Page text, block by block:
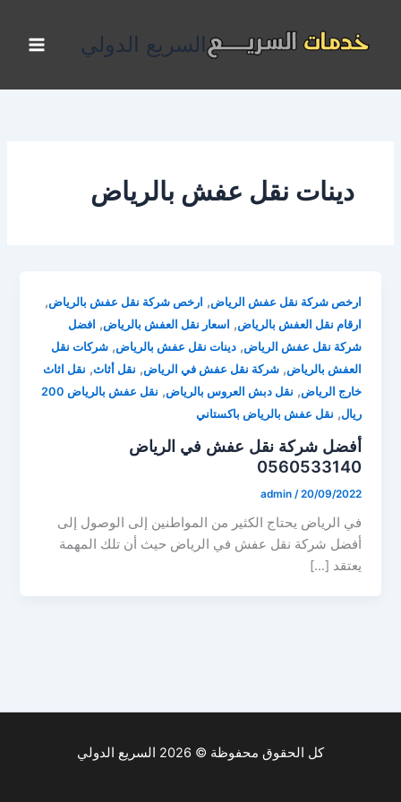
المحتوى
السريع الدولي
دينات نقل عفش بالرياض
ارخص شركة نقل عفش الرياض, ارخص شركة نقل عفش بالرياض,
ارقام نقل العفش بالرياض, اسعار نقل العفش بالرياض, افضل
شركة نقل عفش الرياض,دينات نقل عفش بالرياض,شركات نقل
العفش بالرياض,شركة نقل عفش في الرياض, نقل أثاث, نقل اثاث
خارج الرياض, نقل دبش العروس بالرياض,
نقل عفش بالرياض 200
ريال, نقل عفش بالرياض باكستاني
أفضل شركة نقل عفش في الرياض
0560533140
admin /20/09/2022
في الرياض يحتاج الكثير من المواطنين إلى الوصول إلى
أفضل شركة نقل عفش في الرياض حيث أن تلك المهمة
يعتقد […]
كل الحقوق محفوظة © 2026 السريع الدولي